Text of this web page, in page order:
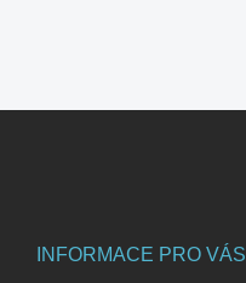
INFORMACE PRO VÁS